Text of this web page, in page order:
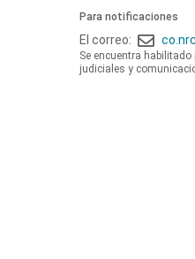
Para notificaciones
El correo:
Se encuentra
judiciales y